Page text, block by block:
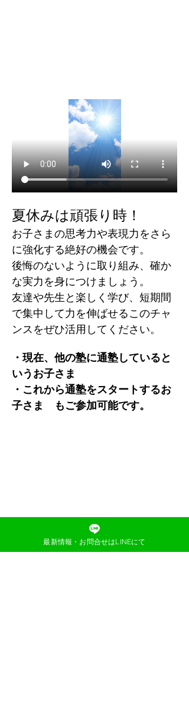
夏休みは頑張り時！
お子さまの思考力や表現力をさら
に強化する絶好の機会です。
後悔のないように取り組み、確か
な実力を身につけましょう。
友達や先生と楽しく学び、短期間
で集中して力を伸ばせるこのチャ
ンスをぜひ活用してください。
・現在、他の塾に通塾していると
いうお子さま
・これから通塾をスタートするお
子さま　もご参加可能です。
最新情報・お問合せはLINEにて